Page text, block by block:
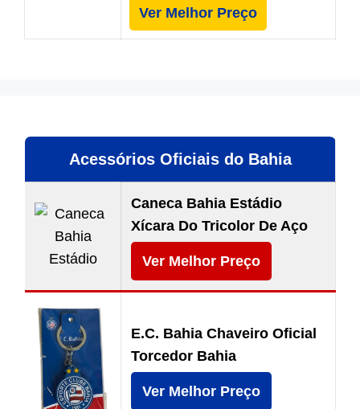
Ver Melhor Preço
Acessórios Oficiais do Bahia
Caneca Bahia Estádio
Xícara Do Tricolor De Aço
Ver Melhor Preço
E.C. Bahia Chaveiro Oficial
Torcedor Bahia
Ver Melhor Preço